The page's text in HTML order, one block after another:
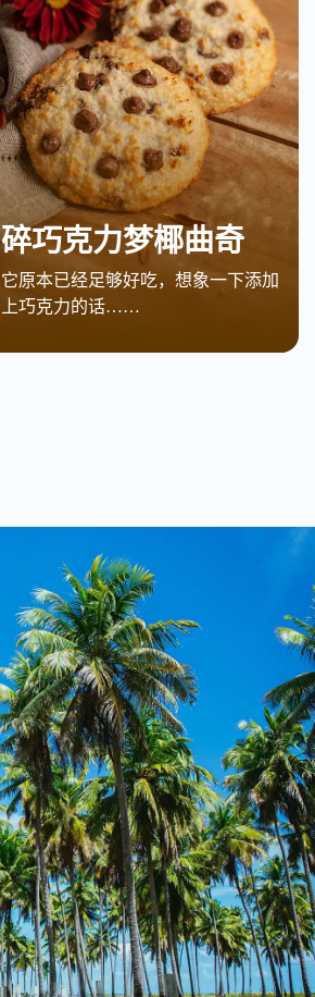
碎巧克力梦椰曲奇
它原本已经足够好吃，想象一下添加
上巧克力的话……